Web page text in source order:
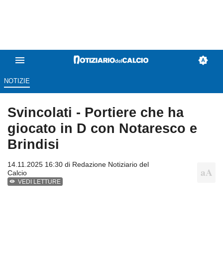
NOTIZIE
Svincolati - Portiere che ha
giocato in D con Notaresco e
Brindisi
14.11.2025 16:30 di Redazione Notiziario del
Calcio
VEDI LETTURE